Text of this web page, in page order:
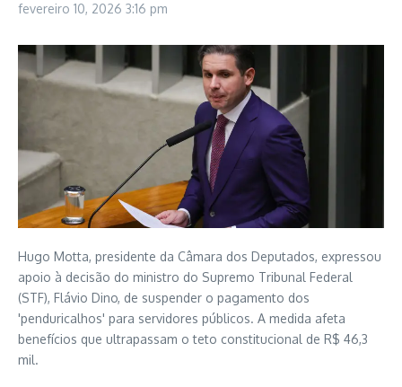
fevereiro 10, 2026 3:16 pm
Hugo Motta, presidente da Câmara dos Deputados, expressou
apoio à decisão do ministro do Supremo Tribunal Federal
(STF), Flávio Dino, de suspender o pagamento dos
'penduricalhos' para servidores públicos. A medida afeta
benefícios que ultrapassam o teto constitucional de R$ 46,3
mil.